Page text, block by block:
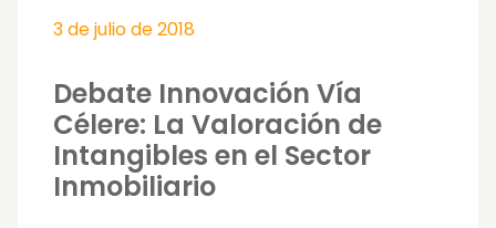
3 de julio de 2018
Debate Innovación Vía
Célere: La Valoración de
Intangibles en el Sector
Inmobiliario